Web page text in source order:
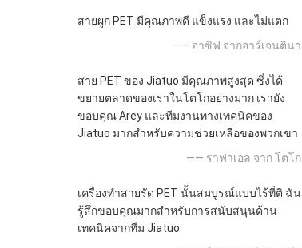
สายผูก PET มีคุณภาพดี แข็งแรง และไม่แตก
—— อาซิฟ จากอาร์เจนตินา
สาย PET ของ Jiatuo มีคุณภาพสูงสุด ซึ่งได้
ขยายตลาดของเราในโตโกอย่างมาก เรายัง
ขอบคุณ Arey และทีมงานทางเทคนิคของ
Jiatuo มากสําหรับความช่วยเหลือของพวกเขา
—— ราฟาเอล จาก โตโก
เครื่องทำสายรัด PET นั้นสมบูรณ์แบบไร้ที่ติ ฉัน
รู้สึกขอบคุณมากสำหรับการสนับสนุนด้าน
เทคนิคจากทีม Jiatuo